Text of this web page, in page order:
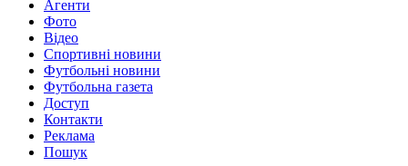
Агенти
Фото
Відео
Спортивні новини
Футбольні новини
Футбольна газета
Доступ
Контакти
Реклама
Пошук